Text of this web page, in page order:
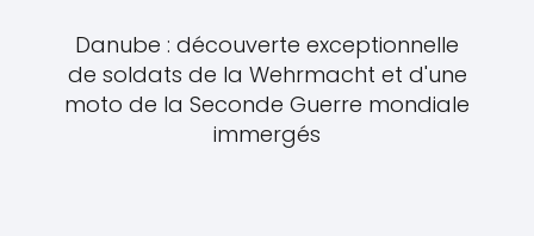
Danube : découverte exceptionnelle
de soldats de la Wehrmacht et d'une
moto de la Seconde Guerre mondiale
immergés